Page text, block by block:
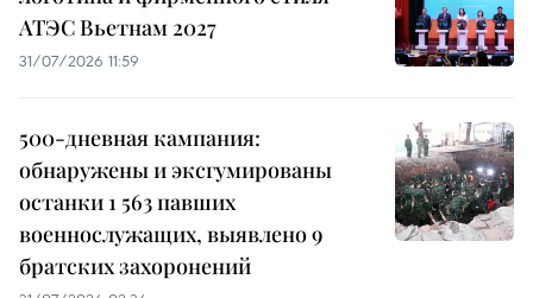
АТЭС Вьетнам 2027
31/07/2026 11:59
500-дневная кампания:
обнаружены и эксгумированы
останки 1 563 павших
военнослужащих, выявлено 9
братских захоронений